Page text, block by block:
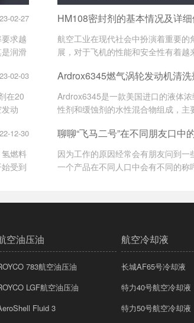
02-27
求越
是润滑
一款
02-03
在20
动
全世
证明
12-30
燃料
受到
生、
HM108密封剂的基本情况及详
航空工业在现代社会中扮演着重要的
展，对于飞机的性能和安全性有着越来
色，它不仅在飞机制造过程中使
被广泛应用。
Ardrox6345燃气涡轮发动机清洗
Ardrox6345是一款美国进口的液体
性剂和缓蚀剂的水性混合物组成，主
复这些沉积物造成的功率损失。
聊聊“飞马二号”在不同朋友口中
因为工作的原因经常会有朋友问到一
一个产品在不同人口中会有不同的称呼
空油压油
783航空油压油
LGF航空油压油
Fluid 3
航空冷却液
长城AF65号冷却液
特力40号航空冷却液
特力50号航空冷却液